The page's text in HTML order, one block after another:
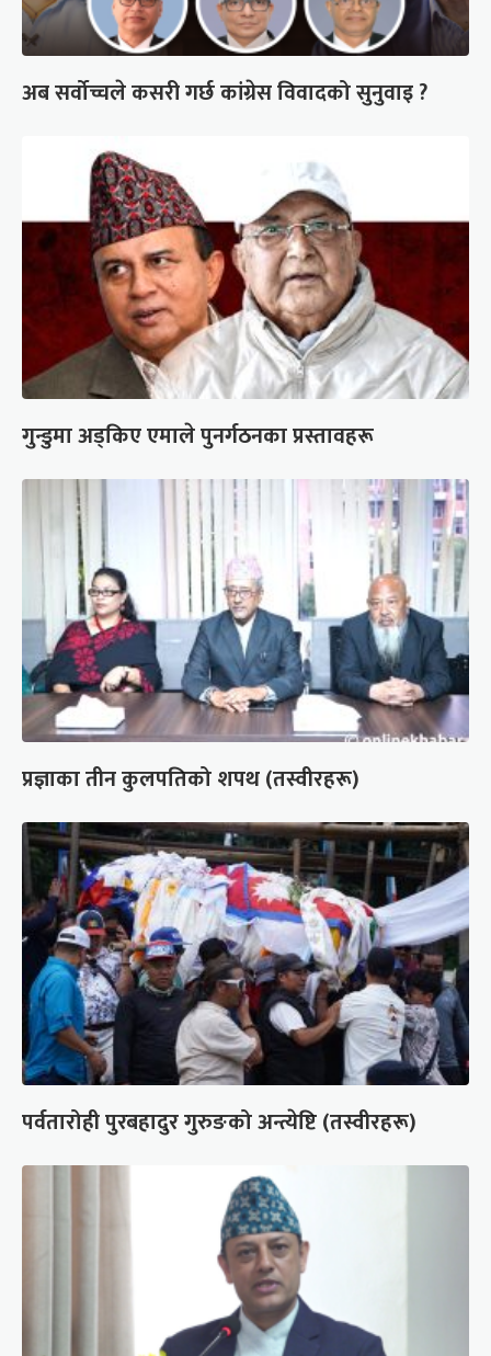
अब सर्वोच्चले कसरी गर्छ कांग्रेस विवादको सुनुवाइ ?
गुन्डुमा अड्किए एमाले पुनर्गठनका प्रस्तावहरू
प्रज्ञाका तीन कुलपतिको शपथ (तस्वीरहरू)
पर्वतारोही पुरबहादुर गुरुङको अन्त्येष्टि (तस्वीरहरू)